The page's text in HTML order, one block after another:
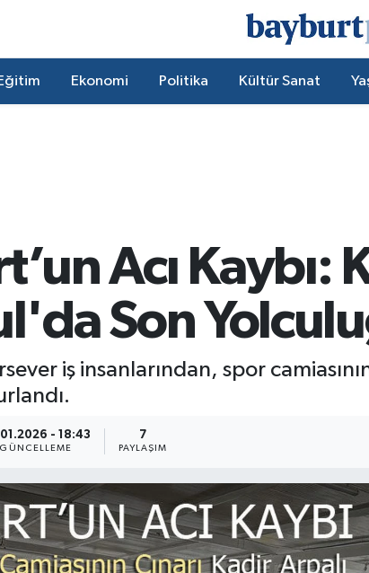
Ekonomi Politika Kültür Sanat
Acı Kaybı:
Son
iş insanlarından, spor
- 18:43
GÜNCELLEME
7
PAYLAŞIM